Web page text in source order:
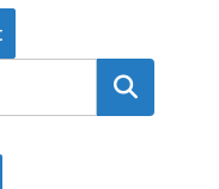
Search